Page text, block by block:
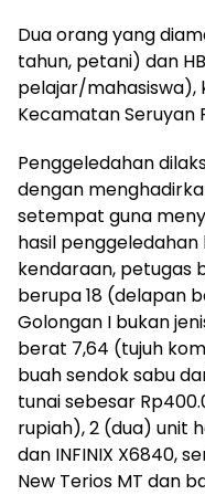
Dua orang yang
tahun, petani) dan
pelajar/mahasiswa),
Kecamatan Seruyan
Penggeledahan
dengan
setempat guna
hasil
kendaraan, petugas
berupa 18 (delapan
Golongan I bukan
berat 7,64 (tujuh
buah sendok sabu
tunai sebesar
rupiah), 2 (dua) unit
dan INFINIX X6840,
New Terios MT dan